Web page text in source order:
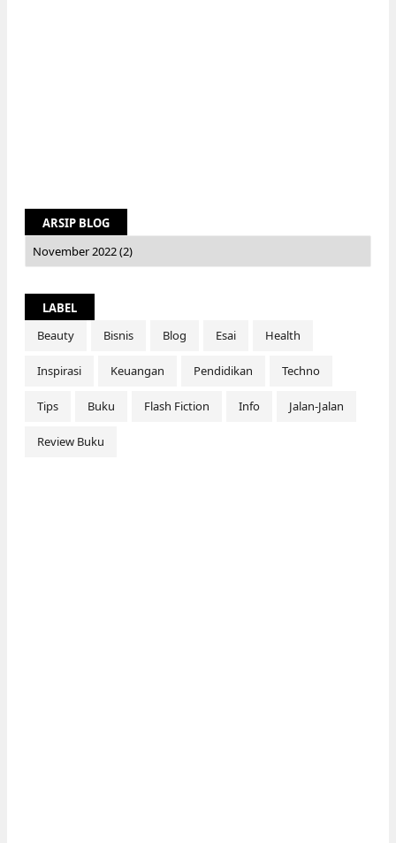
ARSIP BLOG
LABEL
Beauty
Bisnis Blog Esai Health
Inspirasi Keuangan Pendidikan Techno
Tips Buku Flash Fiction Info Jalan-Jalan
Review Buku